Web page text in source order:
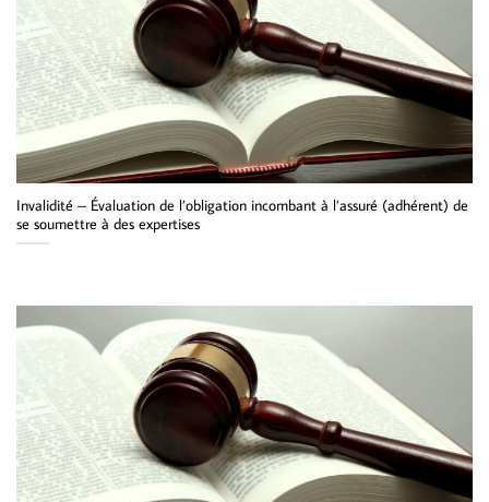
Invalidité – Évaluation de l’obligation incombant à l’assuré (adhérent) de
se soumettre à des expertises